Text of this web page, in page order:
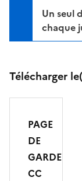
Un seul
chaque
Télécharger
PAGE
DE
GARDE
CC